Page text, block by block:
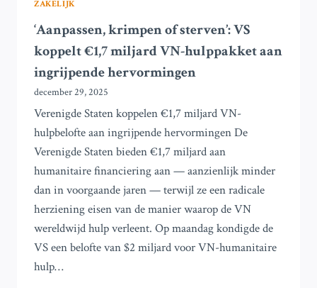
ZAKELIJK
‘Aanpassen, krimpen of sterven’: VS
koppelt €1,7 miljard VN-hulppakket aan
ingrijpende hervormingen
december 29, 2025
Verenigde Staten koppelen €1,7 miljard VN-
hulpbelofte aan ingrijpende hervormingen De
Verenigde Staten bieden €1,7 miljard aan
humanitaire financiering aan — aanzienlijk minder
dan in voorgaande jaren — terwijl ze een radicale
herziening eisen van de manier waarop de VN
wereldwijd hulp verleent. Op maandag kondigde de
VS een belofte van $2 miljard voor VN-humanitaire
hulp…